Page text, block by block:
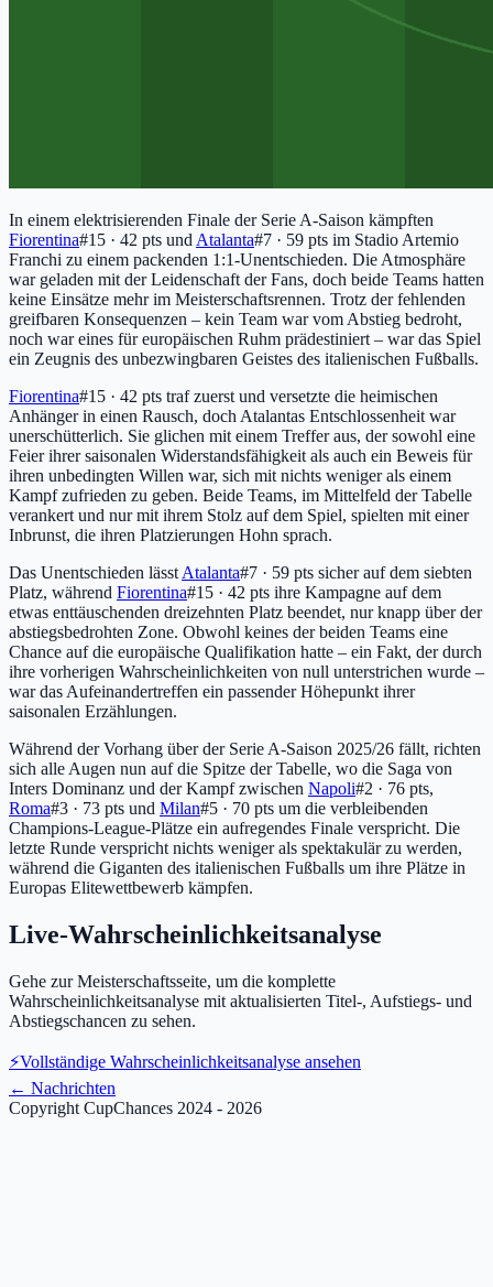
In einem elektrisierenden Finale der Serie A-Saison kämpften
Fiorentina#15 · 42 pts und Atalanta#7 · 59 pts im Stadio Artemio
Franchi zu einem packenden 1:1-Unentschieden. Die Atmosphäre
war geladen mit der Leidenschaft der Fans, doch beide Teams hatten
keine Einsätze mehr im Meisterschaftsrennen. Trotz der fehlenden
greifbaren Konsequenzen – kein Team war vom Abstieg bedroht,
noch war eines für europäischen Ruhm prädestiniert – war das Spiel
ein Zeugnis des unbezwingbaren Geistes des italienischen Fußballs.
Fiorentina#15 · 42 pts traf zuerst und versetzte die heimischen
Anhänger in einen Rausch, doch Atalantas Entschlossenheit war
unerschütterlich. Sie glichen mit einem Treffer aus, der sowohl eine
Feier ihrer saisonalen Widerstandsfähigkeit als auch ein Beweis für
ihren unbedingten Willen war, sich mit nichts weniger als einem
Kampf zufrieden zu geben. Beide Teams, im Mittelfeld der Tabelle
verankert und nur mit ihrem Stolz auf dem Spiel, spielten mit einer
Inbrunst, die ihren Platzierungen Hohn sprach.
Das Unentschieden lässt Atalanta#7 · 59 pts sicher auf dem siebten
Platz, während Fiorentina#15 · 42 pts ihre Kampagne auf dem
etwas enttäuschenden dreizehnten Platz beendet, nur knapp über der
abstiegsbedrohten Zone. Obwohl keines der beiden Teams eine
Chance auf die europäische Qualifikation hatte – ein Fakt, der durch
ihre vorherigen Wahrscheinlichkeiten von null unterstrichen wurde –
war das Aufeinandertreffen ein passender Höhepunkt ihrer
saisonalen Erzählungen.
Während der Vorhang über der Serie A-Saison 2025/26 fällt, richten
sich alle Augen nun auf die Spitze der Tabelle, wo die Saga von
Inters Dominanz und der Kampf zwischen Napoli#2 · 76 pts,
Roma#3 · 73 pts und Milan#5 · 70 pts um die verbleibenden
Champions-League-Plätze ein aufregendes Finale verspricht. Die
letzte Runde verspricht nichts weniger als spektakulär zu werden,
während die Giganten des italienischen Fußballs um ihre Plätze in
Europas Elitewettbewerb kämpfen.
Live-Wahrscheinlichkeitsanalyse
Gehe zur Meisterschaftsseite, um die komplette
Wahrscheinlichkeitsanalyse mit aktualisierten Titel-, Aufstiegs- und
Abstiegschancen zu sehen.
⚡Vollständige Wahrscheinlichkeitsanalyse ansehen
← Nachrichten
Copyright CupChances 2024 - 2026